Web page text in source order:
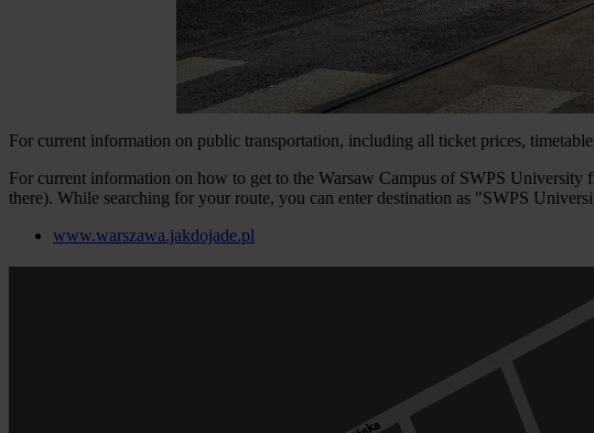
For current information on public transportation, including all ticket prices,
For current information on how to get to the Warsaw Campus of SWPS
there). While searching for your route, you can enter destination as "SWPS
www.warszawa.jakdojade.pl